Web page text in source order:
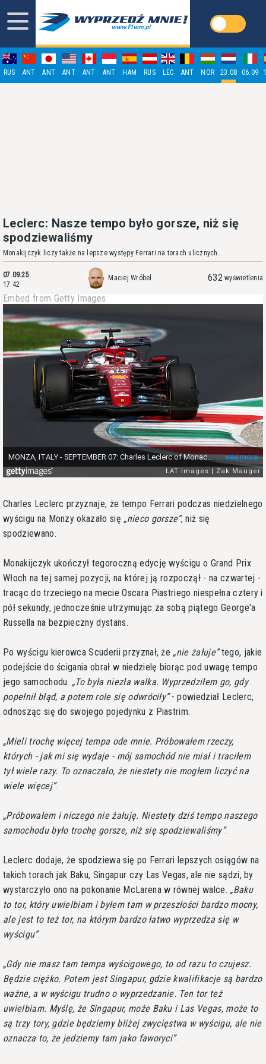
RUS ANT ANT ANT ANT ANT HAM RUS LEC ANT NOR 23.08 06.09
Leclerc: Nasze tempo było gorsze, niż się
spodziewaliśmy
Monakijczyk liczy także na lepsze występy Ferrari na torach ulicznych.
07.09.25
17:42
Maciej Wróbel 632 wyświetlenia
Embed from Getty Images
Charles Leclerc przyznaje, że tempo Ferrari podczas niedzielnego
wyścigu na Monzy okazało się
nieco gorsze , niż się
spodziewano.
Monakijczyk ukończył tegoroczną edycję wyścigu o Grand Prix
Włoch na tej samej pozycji, na której ją rozpoczął - na czwartej -
tracąc do trzeciego na mecie Oscara Piastriego niespełna cztery i
pół sekundy, jednocześnie utrzymując za sobą piątego George'a
Russella na bezpieczny dystans.
Po wyścigu kierowca Scuderii przyznał, że nie żałuje tego, jakie
podejście do ścigania obrał w niedzielę biorąc pod uwagę tempo
jego samochodu.
To była niezła walka. Wyprzedziłem go, gdy
popełnił błąd, a potem role się odwróciły - powiedział Leclerc,
odnosząc się do swojego pojedynku z Piastrim.
Mieli trochę więcej tempa ode mnie. Próbowałem rzeczy,
których - jak mi się wydaje - mój samochód nie miał i traciłem
tył wiele razy. To oznaczało, że niestety nie mogłem liczyć na
wiele więcej .
Próbowałem i niczego nie żałuję. Niestety dziś tempo naszego
samochodu było trochę gorsze, niż się spodziewaliśmy .
Leclerc dodaje, że spodziewa się po Ferrari lepszych osiągów na
takich torach jak Baku, Singapur czy Las Vegas, ale nie sądzi, by
wystarczyło ono na pokonanie McLarena w równej walce.
Baku
to tor, który uwielbiam i byłem tam w przeszłości bardzo mocny,
ale jest to też tor, na którym bardzo łatwo wyprzedza się w
wyścigu .
Gdy nie masz tam tempa wyścigowego, to od razu to czujesz.
Będzie ciężko. Potem jest Singapur, gdzie kwalifikacje są bardzo
ważne, a w wyścigu trudno o wyprzedzanie. Ten tor też
uwielbiam. Myślę, że Singapur, może Baku i Las Vegas, może to
są trzy tory, gdzie będziemy bliżej zwycięstwa w wyścigu, ale nie
oznacza to, że jedziemy tam jako faworyci .